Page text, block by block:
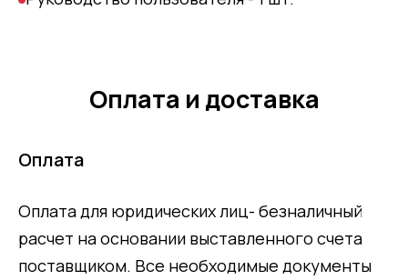
Оплата и доставка
Оплата
Оплата для юридических лиц- безналичный
расчет на основании выставленного счета
поставщиком. Все необходимые документы